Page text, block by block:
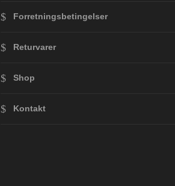
Forretningsbetingelser
Returvarer
Shop
Kontakt